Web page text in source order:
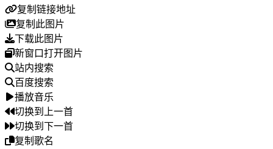
复制链接地址
复制此图片
下载此图片
新窗口打开图片
站内搜索
百度搜索
播放音乐
切换到上一首
切换到下一首
复制歌名